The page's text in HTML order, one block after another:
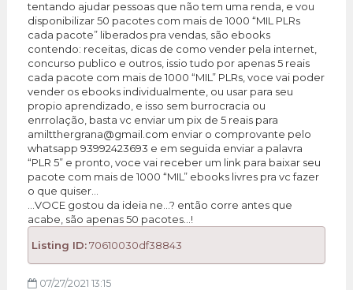
tentando ajudar pessoas que não tem uma renda, e vou
disponibilizar 50 pacotes com mais de 1000 “MIL PLRs
cada pacote” liberados pra vendas, são ebooks
contendo: receitas, dicas de como vender pela internet,
concurso publico e outros, issio tudo por apenas 5 reais
cada pacote com mais de 1000 “MIL” PLRs, voce vai poder
vender os ebooks individualmente, ou usar para seu
propio aprendizado, e isso sem burrocracia ou
enrrolação, basta vc enviar um pix de 5 reais para
amiltthergrana@gmail.com enviar o comprovante pelo
whatsapp 93992423693 e em seguida enviar a palavra
“PLR 5” e pronto, voce vai receber um link para baixar seu
pacote com mais de 1000 “MIL” ebooks livres pra vc fazer
o que quiser…
…VOCE gostou da ideia ne…? então corre antes que
acabe, são apenas 50 pacotes…!
Listing ID:70610030df38843
07/27/2021 13:15